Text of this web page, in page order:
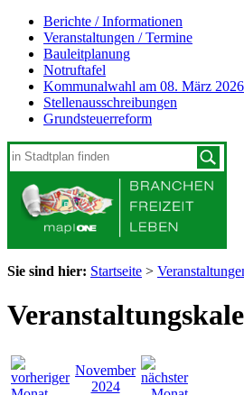
Berichte / Informationen
Veranstaltungen / Termine
Bauleitplanung
Notruftafel
Kommunalwahl am 08. März 2026
Stellenausschreibungen
Grundsteuerreform
Sie sind hier: Startseite >
November
2024